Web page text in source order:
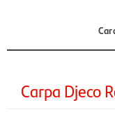
Carpa Djeco